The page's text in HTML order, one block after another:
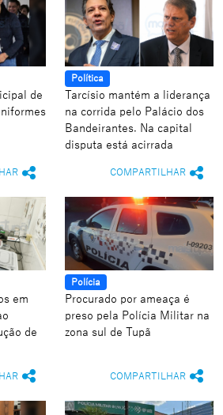
de
Política
Tarcísio mantém a liderança
na corrida pelo Palácio dos
Bandeirantes. Na capital
disputa está acirrada
COMPARTILHAR
em
de
Polícia
Procurado por ameaça é
preso pela Polícia Militar na
zona sul de Tupã
COMPARTILHAR